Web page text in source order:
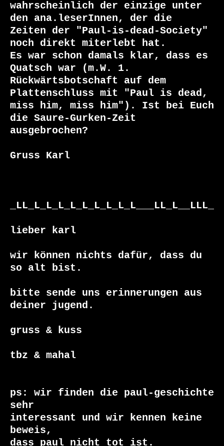
wahrscheinlich der einzige unter
den ana.leserInnen, der die
Zeiten der "Paul-is-dead-Society"
noch direkt miterlebt hat.
Es war schon damals klar, dass es
Quatsch war (m.W. 1.
Rückwärtsbotschaft auf dem
Plattenschluss mit "Paul is dead,
miss him, miss him"). Ist bei Euch
die Saure-Gurken-Zeit
ausgebrochen?
Gruss Karl
_LL_L_L_L_L_L_L_L_L_L___LL_L__LLL_
lieber karl
wir können nichts dafür, dass du
so alt bist.
bitte sende uns erinnerungen aus
deiner jugend.
gruss & kuss
tbz & mahal
ps: wir finden die paul-geschichte
sehr
interessant und wir kennen keine
beweis,
dass paul nicht tot ist.